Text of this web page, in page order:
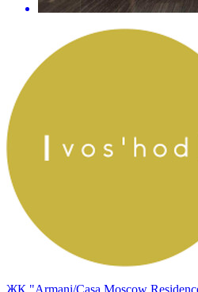
ЖК "Armani/Casa Moscow